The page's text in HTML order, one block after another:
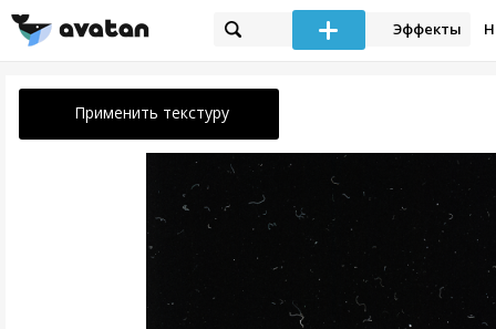
Эффекты
Применить текстуру